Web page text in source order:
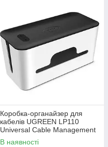
Коробка-органайзер для
кабелів UGREEN LP110
Universal Cable Management
Box S Size(UGR-30397)
В наявності